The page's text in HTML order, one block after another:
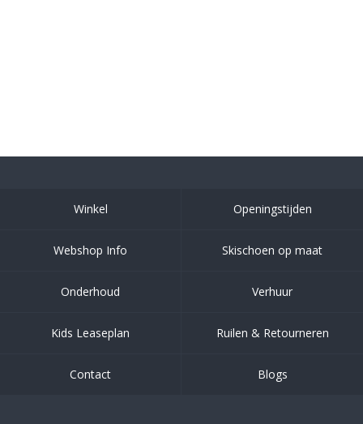
Winkel Openingstijden
Webshop Info Skischoen op maat
Onderhoud Verhuur
Kids Leaseplan Ruilen & Retourneren
Contact Blogs